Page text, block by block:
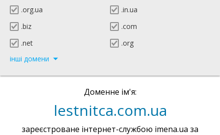
.org.ua
.in.ua
.biz
.com
.net
.org
інші домени
Доменне ім'я:
lestnitca.com.ua
зареєстроване інтернет-службою imena.ua за